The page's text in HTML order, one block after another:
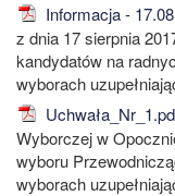
Informacja -
z dnia 17 sierpnia
kandydatów na
wyborach
Wyborczej w
wyboru
wyborach